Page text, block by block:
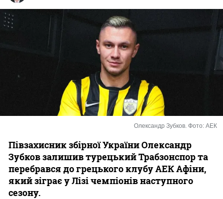
2 ліга
Різне
Букмекери
Казино
Олександр Зубков. Фото: АЕК
Півзахисник збірної України Олександр
Зубков залишив турецький Трабзонспор та
перебрався до грецького клубу АЕК Афіни,
який зіграє у Лізі чемпіонів наступного
сезону.